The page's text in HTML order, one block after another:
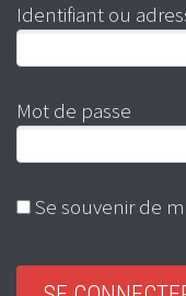
Identifiant ou
Mot de passe
Se souvenir de